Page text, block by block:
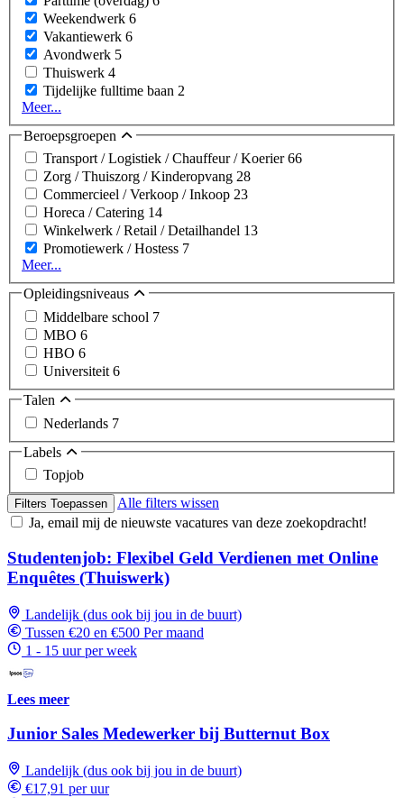
Weekendwerk 6
Vakantiewerk 6
Avondwerk 5
Thuiswerk 4
Tijdelijke fulltime baan 2
Meer...
Beroepsgroepen
Transport / Logistiek / Chauffeur / Koerier66
Zorg / Thuiszorg / Kinderopvang 28
Commercieel / Verkoop / Inkoop 23
Horeca / Catering 14
Winkelwerk / Retail / Detailhandel 13
Promotiewerk / Hostess 7
Meer...
Opleidingsniveaus
Middelbare school 7
MBO 6
HBO 6
Universiteit 6
Talen
Nederlands 7
Labels
Topjob
Filters Toepassen
Alle filters wissen
Ja, email mij de nieuwste vacatures van deze zoekopdracht!
Studentenjob: Flexibel Geld Verdienen met Online
Enquêtes (Thuiswerk)
Landelijk (dus ook bij jou in de buurt)
Tussen €20 en €500 Per maand
1 - 15 uur per week
Lees meer
Junior Sales Medewerker bij Butternut Box
Landelijk (dus ook bij jou in de buurt)
€17,91 per uur